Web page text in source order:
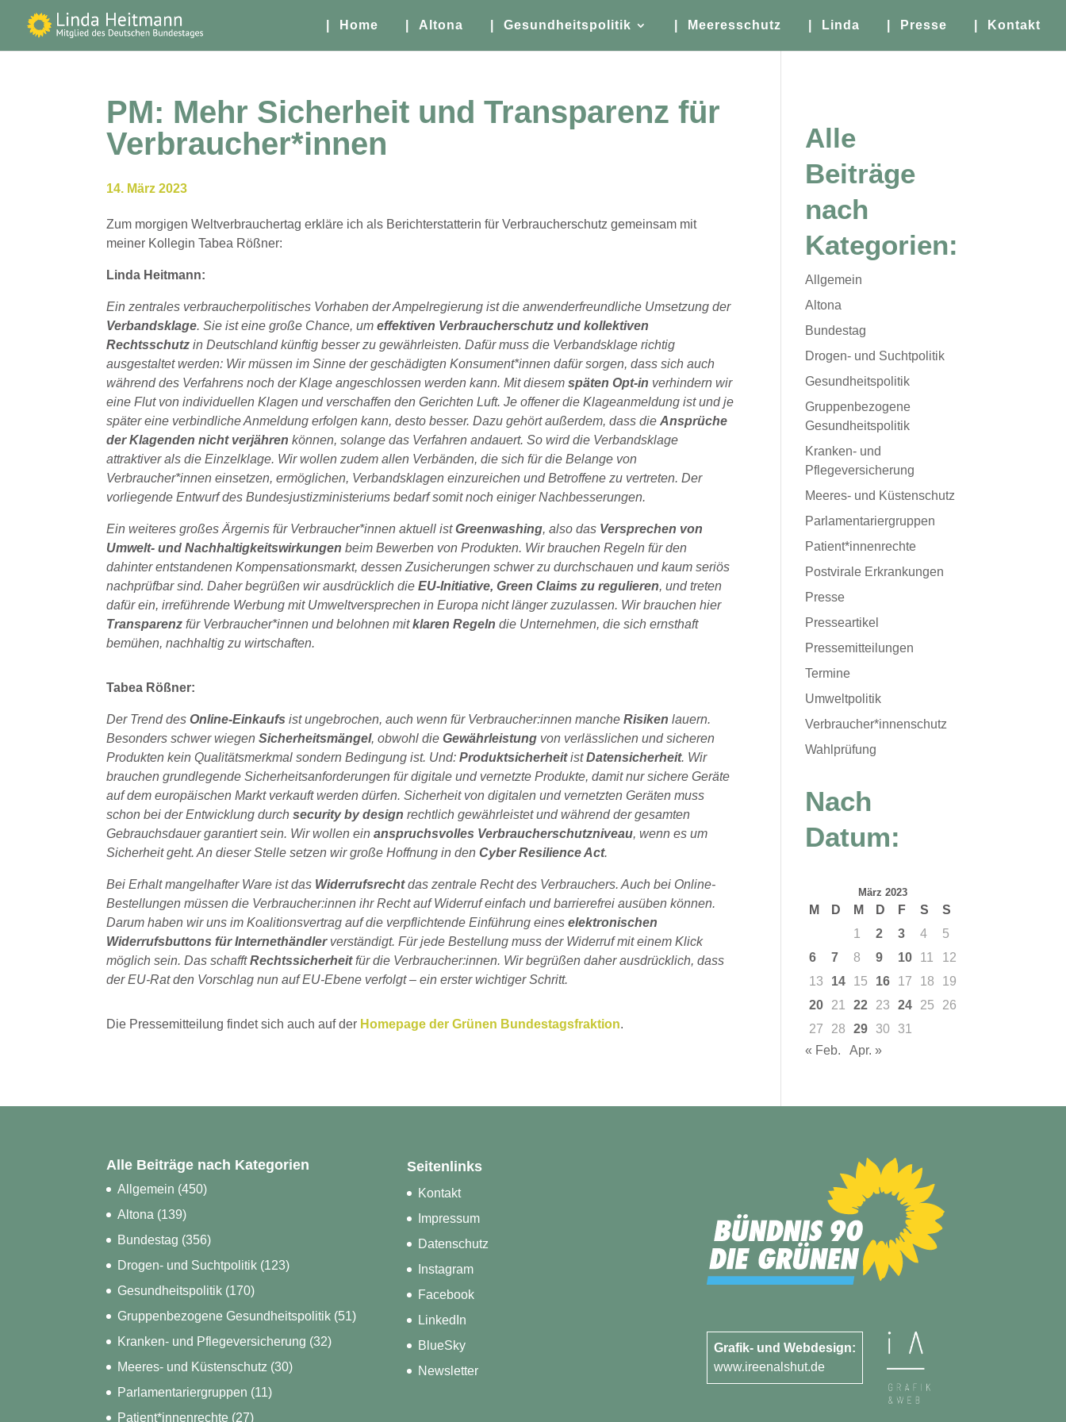
| Home | Altona | Gesundheitspolitik | Meeresschutz | Linda | Presse | Kontakt
PM: Mehr Sicherheit und Transparenz für
Verbraucher*innen
14. März 2023
Zum morgigen Weltverbrauchertag erkläre ich als Berichterstatterin für Verbraucherschutz gemeinsam mit
meiner Kollegin Tabea Rößner:
Linda Heitmann:
Ein zentrales verbraucherpolitisches Vorhaben der Ampelregierung ist die anwenderfreundliche Umsetzung der
Verbandsklage. Sie ist eine große Chance, umeffektiven Verbraucherschutz und kollektiven
Rechtsschutzin Deutschland künftig besser zu gewährleisten. Dafür muss die Verbandsklage richtig
ausgestaltet werden: Wir müssen im Sinne der geschädigten Konsument*innen dafür sorgen, dass sich auch
während des Verfahrens noch der Klage angeschlossen werden kann. Mit diesemspäten Opt-in verhindern wir
eine Flut von individuellen Klagen und verschaffen den Gerichten Luft. Je offener die Klageanmeldung ist und je
später eine verbindliche Anmeldung erfolgen kann, desto besser. Dazu gehört außerdem, dass dieAnsprüche
der Klagenden nicht verjährenkönnen, solange das Verfahren andauert. So wird die Verbandsklage
attraktiver als die Einzelklage. Wir wollen zudem allen Verbänden, die sich für die Belange von
Verbraucher*innen einsetzen, ermöglichen, Verbandsklagen einzureichen und Betroffene zu vertreten. Der
vorliegende Entwurf des Bundesjustizministeriums bedarf somit noch einiger Nachbesserungen.
Ein weiteres großes Ärgernis für Verbraucher*innen aktuell istGreenwashing, also das Versprechen von
Umwelt- und Nachhaltigkeitswirkungen beim Bewerben von Produkten. Wir brauchen Regeln für den
dahinter entstandenen Kompensationsmarkt, dessen Zusicherungen schwer zu durchschauen und kaum seriös
nachprüfbar sind. Daher begrüßen wir ausdrücklich dieEU-Initiative, Green Claims zu regulieren, und treten
dafür ein, irreführende Werbung mit Umweltversprechen in Europa nicht länger zuzulassen. Wir brauchen hier
Transparenzfür Verbraucher*innen und belohnen mitklaren Regeln die Unternehmen, die sich ernsthaft
bemühen, nachhaltig zu wirtschaften.
Tabea Rößner:
Der Trend desOnline-Einkaufs ist ungebrochen, auch wenn für Verbraucher:innen mancheRisikenlauern.
Besonders schwer wiegenSicherheitsmängel, obwohl dieGewährleistung von verlässlichen und sicheren
Produkten kein Qualitätsmerkmal sondern Bedingung ist. Und:ProduktsicherheitistDatensicherheit. Wir
brauchen grundlegende Sicherheitsanforderungen für digitale und vernetzte Produkte, damit nur sichere Geräte
auf dem europäischen Markt verkauft werden dürfen. Sicherheit von digitalen und vernetzten Geräten muss
schon bei der Entwicklung durchsecurity by designrechtlich gewährleistet und während der gesamten
Gebrauchsdauer garantiert sein. Wir wollen einanspruchsvolles Verbraucherschutzniveau, wenn es um
Sicherheit geht. An dieser Stelle setzen wir große Hoffnung in denCyber Resilience Act.
Bei Erhalt mangelhafter Ware ist das Widerrufsrechtdas zentrale Recht des Verbrauchers. Auch bei Online-
Bestellungen müssen die Verbraucher:innen ihr Recht auf Widerruf einfach und barrierefrei ausüben können.
Darum haben wir uns im Koalitionsvertrag auf die verpflichtende Einführung eineselektronischen
Widerrufsbuttons für Internethändlerverständigt. Für jede Bestellung muss der Widerruf mit einem Klick
möglich sein. Das schafftRechtssicherheitfür die Verbraucher:innen. Wir begrüßen daher ausdrücklich, dass
der EU-Rat den Vorschlag nun auf EU-Ebene verfolgt – ein erster wichtiger Schritt.
Die Pressemitteilung findet sich auch auf der Homepage der Grünen Bundestagsfraktion.
Alle
Beiträge
nach
Kategorien:
Allgemein
Altona
Bundestag
Drogen- und Suchtpolitik
Gesundheitspolitik
Gruppenbezogene
Gesundheitspolitik
Kranken- und
Pflegeversicherung
Meeres- und Küstenschutz
Parlamentariergruppen
Patient*innenrechte
Postvirale Erkrankungen
Presse
Presseartikel
Pressemitteilungen
Termine
Umweltpolitik
Verbraucher*innenschutz
Wahlprüfung
Nach
Datum:
März 2023
M D M D F S
S
1
2 3 4
5
6
7 8 9 10 11
12
13
14 15 16 17 18
19
20
21 22 23 24 25
26
27
28 29 30
31
« Feb.
Apr. »
Alle Beiträge nach Kategorien
Allgemein (450)
Altona (139)
Bundestag (356)
Drogen- und Suchtpolitik (123)
Gesundheitspolitik (170)
Gruppenbezogene Gesundheitspolitik (51)
Kranken- und Pflegeversicherung (32)
Meeres- und Küstenschutz (30)
Parlamentariergruppen (11)
Patient*innenrechte (27)
Seitenlinks
Kontakt
Impressum
Datenschutz
Instagram
Facebook
LinkedIn
BlueSky
Newsletter
Grafik- und Webdesign:
www.ireenalshut.de